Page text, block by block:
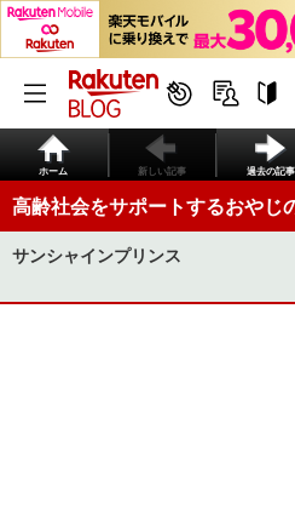
ホーム 新しい記事 過去の記事
高齢社会をサポートするおやじ
サンシャインプリンス